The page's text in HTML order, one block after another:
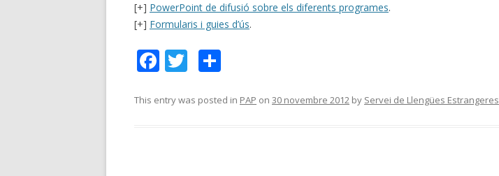
[+] PowerPoint de difusió sobre els diferents programes.
[+] Formularis i guies d’ús.
F
e
T
itt m
This entry was posted in PAP on 30 novembre 2012 by Servei de Llengües Estrangeres